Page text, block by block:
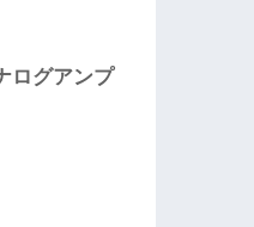
ログアンプ